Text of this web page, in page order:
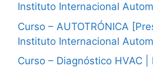
Instituto Internacional
Curso – AUTOTRÓNICA
Instituto Internacional
Curso – Diagnóstico HVAC